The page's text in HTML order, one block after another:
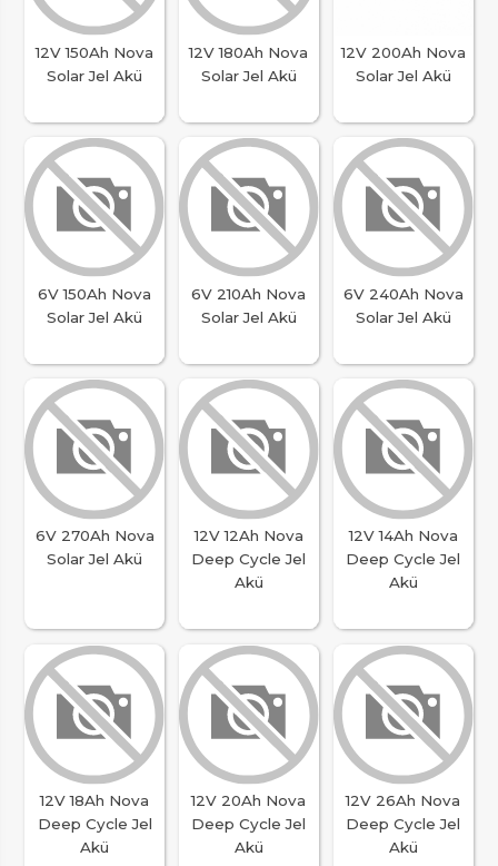
12V 150Ah Nova
Solar Jel Akü
12V 180Ah Nova
Solar Jel Akü
12V 200Ah Nova
Solar Jel Akü
6V 150Ah Nova
Solar Jel Akü
6V 210Ah Nova
Solar Jel Akü
6V 240Ah Nova
Solar Jel Akü
6V 270Ah Nova
Solar Jel Akü
12V 12Ah Nova
Deep Cycle Jel
Akü
12V 14Ah Nova
Deep Cycle Jel
Akü
12V 18Ah Nova
Deep Cycle Jel
Akü
12V 20Ah Nova
Deep Cycle Jel
Akü
12V 26Ah Nova
Deep Cycle Jel
Akü